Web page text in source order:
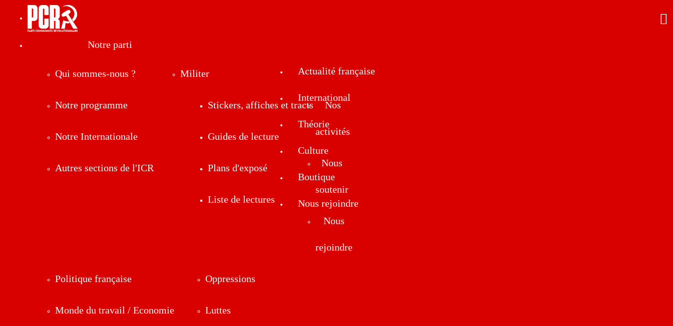
Notre parti
Qui sommes-nous ?
Notre programme
Notre Internationale
Autres sections de l'ICR
Militer
Stickers, affiches et tracts
Guides de lecture
Plans d'exposé
Liste de lectures
Nos
activités
Nous
soutenir
Nous
rejoindre
Actualité française
Politique française
Monde du travail / Economie
Oppressions
Luttes
International
Théorie
Culture
Boutique
Nous rejoindre